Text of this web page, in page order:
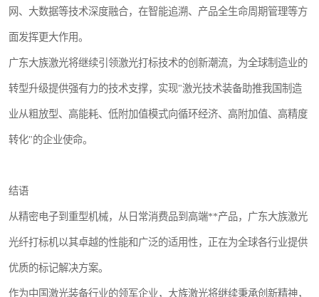
网、大数据等技术深度融合，在智能追溯、产品全生命周期管理等方
面发挥更大作用。
广东大族激光将继续引领激光打标技术的创新潮流，为全球制造业的
转型升级提供强有力的技术支撑，实现"激光技术装备助推我国制造
业从粗放型、高能耗、低附加值模式向循环经济、高附加值、高精度
转化"的企业使命。
结语
从精密电子到重型机械，从日常消费品到高端**产品，广东大族激光
光纤打标机以其卓越的性能和广泛的适用性，正在为全球各行业提供
优质的标记解决方案。
作为中国激光装备行业的领军企业，大族激光将继续秉承创新精神，